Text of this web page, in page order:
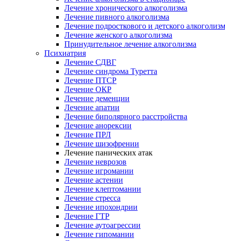
Лечение хронического алкоголизма
Лечение пивного алкоголизма
Лечение подросткового и детского
Лечение женского алкоголизма
Принудительное лечение алкоголизма
Психиатрия
Лечение СДВГ
Лечение синдрома Туретта
Лечение ПТСР
Лечение ОКР
Лечение деменции
Лечение апатии
Лечение биполярного расстройства
Лечение анорексии
Лечение ПРЛ
Лечение шизофрении
Лечение панических атак
Лечение неврозов
Лечение игромании
Лечение астении
Лечение клептомании
Лечение стресса
Лечение ипохондрии
Лечение ГТР
Лечение аутоагрессии
Лечение гипомании